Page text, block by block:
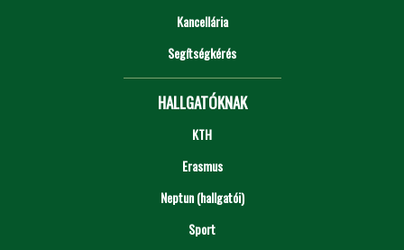
Kancellária
Segítségkérés
HALLGATÓKNAK
KTH
Erasmus
Neptun (hallgatói)
Sport